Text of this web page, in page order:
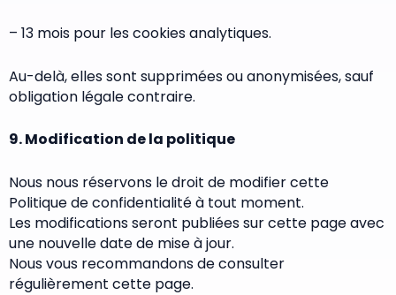
– 13 mois pour les cookies analytiques.
Au-delà, elles sont supprimées ou anonymisées, sauf
obligation légale contraire.
9. Modification de la politique
Nous nous réservons le droit de modifier cette
Politique de confidentialité à tout moment.
Les modifications seront publiées sur cette page avec
une nouvelle date de mise à jour.
Nous vous recommandons de consulter
régulièrement cette page.